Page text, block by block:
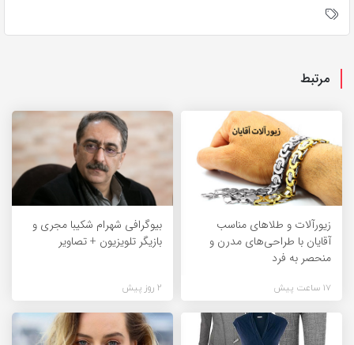
مرتبط
زیورآلات و طلاهای مناسب
آقایان با طراحی‌های مدرن و
منحصر به فرد
17 ساعت پیش
بیوگرافی شهرام شکیبا مجری و
بازیگر تلویزیون + تصاویر
2 روز پیش